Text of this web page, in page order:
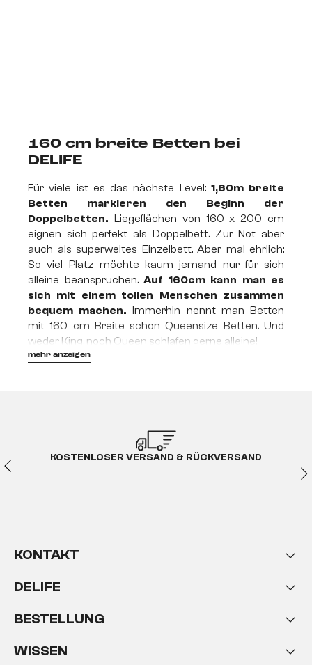
160 cm breite Betten bei
DELIFE
Für viele ist es das nächste Level: 1,60m breite
Betten markieren den Beginn der
Doppelbetten. Liegeflächen von 160 x 200 cm
eignen sich perfekt als Doppelbett. Zur Not aber
auch als superweites Einzelbett. Aber mal ehrlich:
So viel Platz möchte kaum jemand nur für sich
alleine beanspruchen. Auf 160cm kann man es
sich mit einem tollen Menschen zusammen
bequem machen. Immerhin nennt man Betten
mit 160 cm Breite schon Queensize Betten. Und
weder King, noch Queen schlafen gerne alleine!
Deine Anwesenheit auf dieser Seite deuten wir wie
DELIFE hat das passende 160
cm Bett
Jeden Abend auf's Neue heißt es für uns alle:
erholsam liegen, das fragen wir uns häufig erst, wenn
mehr anzeigen
KOSTENLOSER VERSAND & RÜCKVERSAND
KONTAKT
DELIFE
BESTELLUNG
WISSEN